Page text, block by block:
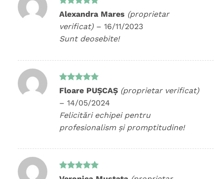
Evaluat la
Alexandra Mares (proprietar
verificat) – 16/11/2023
Sunt deosebite!
Evaluat la
Floare PUȘCAȘ (proprietar verificat)
– 14/05/2024
Felicitări echipei pentru
profesionalism și promptitudine!
Evaluat la